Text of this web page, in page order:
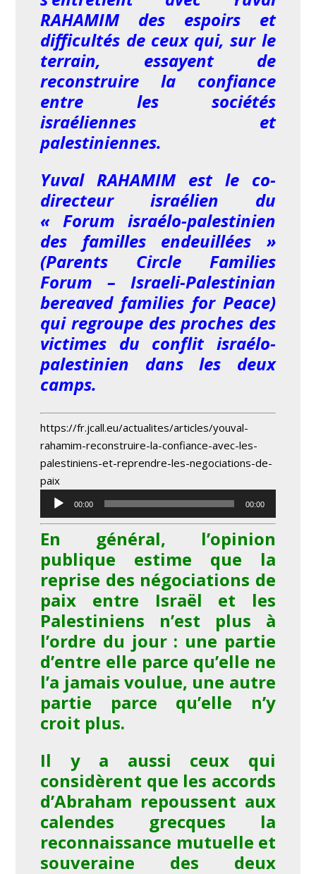
RAHAMIM des espoirs et
difficultés de ceux qui, sur le
terrain, essayent de
reconstruire la confiance
entre les sociétés
israéliennes et
palestiniennes.
Yuval RAHAMIM est le co-
directeur israélien du
« Forum israélo-palestinien
des familles endeuillées »
(Parents Circle Families
Forum – Israeli-Palestinian
bereaved families for Peace)
qui regroupe des proches des
victimes du conflit israélo-
palestinien dans les deux
camps.
https://fr.jcall.eu/actualites/articles/youval-
rahamim-reconstruire-la-confiance-avec-les-
palestiniens-et-reprendre-les-negociations-de-
paix
Lecteur
audio
00:00 00:00
En général, l’opinion
publique estime que la
reprise des négociations de
paix entre Israël et les
Palestiniens n’est plus à
l’ordre du jour : une partie
d’entre elle parce qu’elle ne
l’a jamais voulue, une autre
partie parce qu’elle n’y
croit plus.
Il y a aussi ceux qui
considèrent que les accords
d’Abraham repoussent aux
calendes grecques la
reconnaissance mutuelle et
souveraine des deux